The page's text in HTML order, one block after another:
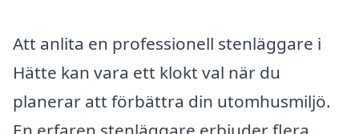
Att anlita en professionell stenläggare i
Hätte kan vara ett klokt val när du
planerar att förbättra din utomhusmiljö.